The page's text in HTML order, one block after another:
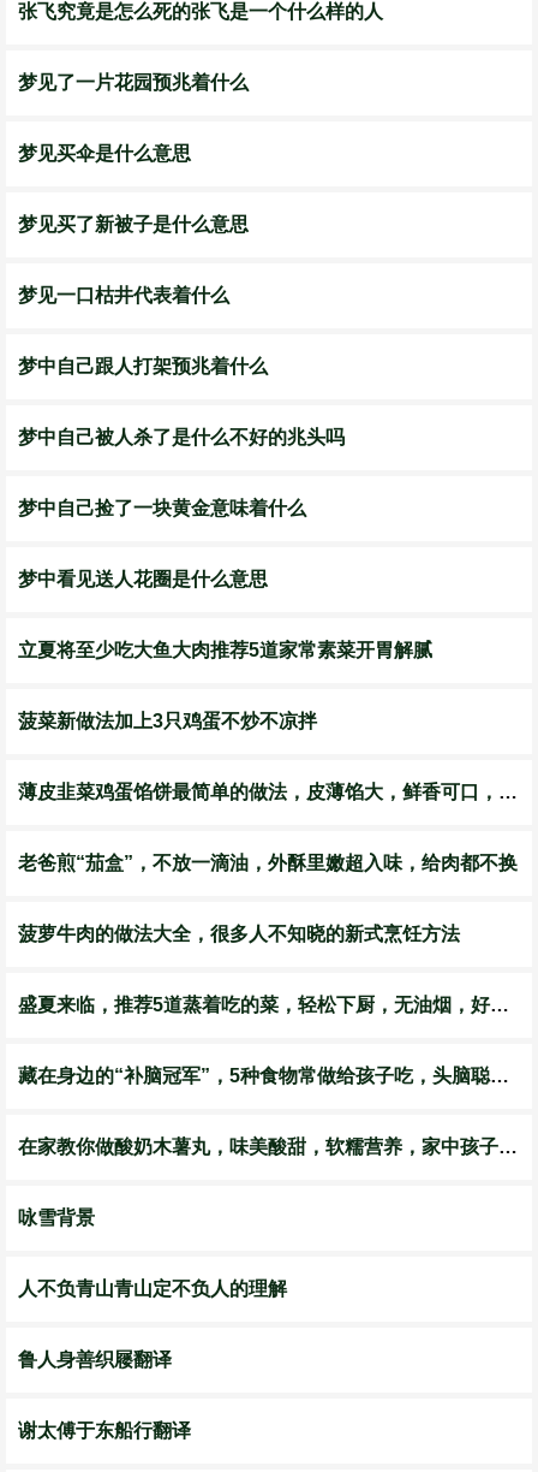
张飞究竟是怎么死的张飞是一个什么样的人
梦见了一片花园预兆着什么
梦见买伞是什么意思
梦见买了新被子是什么意思
梦见一口枯井代表着什么
梦中自己跟人打架预兆着什么
梦中自己被人杀了是什么不好的兆头吗
梦中自己捡了一块黄金意味着什么
梦中看见送人花圈是什么意思
立夏将至少吃大鱼大肉推荐5道家常素菜开胃解腻
菠菜新做法加上3只鸡蛋不炒不凉拌
薄皮韭菜鸡蛋馅饼最简单的做法，皮薄馅大，鲜香可口，出锅就扫光
老爸煎“茄盒”，不放一滴油，外酥里嫩超入味，给肉都不换
菠萝牛肉的做法大全，很多人不知晓的新式烹饪方法
盛夏来临，推荐5道蒸着吃的菜，轻松下厨，无油烟，好吃还不油腻
藏在身边的“补脑冠军”，5种食物常做给孩子吃，头脑聪明成绩好
在家教你做酸奶木薯丸，味美酸甜，软糯营养，家中孩子特喜欢
咏雪背景
人不负青山青山定不负人的理解
鲁人身善织屦翻译
谢太傅于东船行翻译